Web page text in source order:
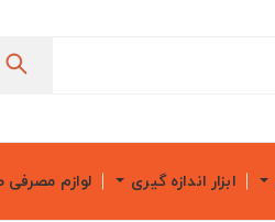
ابزار اندازه گیری لوازم